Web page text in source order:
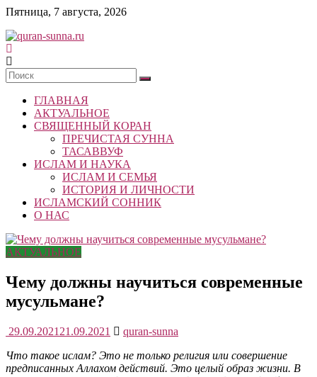
Skip
content
Пятница, 7 августа, 2026
quran-
sunna.ru
«Центр
исследований
Корана
Республики
Татарстан
ГЛАВНАЯ
АКТУАЛЬНОЕ
СВЯЩЕННЫЙ КОРАН
ПРЕЧИСТАЯ СУННА
ТАСАВВУФ
ИСЛАМ И НАУКА
ИСЛАМ И СЕМЬЯ
ИСТОРИЯ И ЛИЧНОСТИ
ИСЛАМСКИЙ СОННИК
О НАС
АКТУАЛЬНОЕ
Чему должны научиться современные
мусульмане?
29.09.2021 21.09.2021
quran-sunna
Что такое ислам? Это не только религия или совершение
предписанных Аллахом действий. Это целый образ жизни. В